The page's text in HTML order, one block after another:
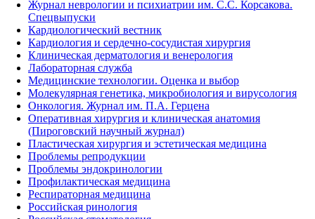
Журнал неврологии и психиатрии им. С.С. Корсакова.
Спецвыпуски
Кардиологический вестник
Кардиология и сердечно-сосудистая хирургия
Клиническая дерматология и венерология
Лабораторная служба
Медицинские технологии. Оценка и выбор
Молекулярная генетика, микробиология и вирусология
Онкология. Журнал им. П.А. Герцена
Оперативная хирургия и клиническая анатомия
(Пироговский научный журнал)
Пластическая хирургия и эстетическая медицина
Проблемы репродукции
Проблемы эндокринологии
Профилактическая медицина
Респираторная медицина
Российская ринология